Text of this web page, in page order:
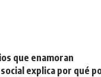
que enamoran
explica por qué